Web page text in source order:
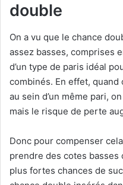
double
On a vu que le chance
assez basses, comprises
d’un type de paris idéal
combinés. En effet,
au sein d’un même pari,
mais le risque de perte
Donc pour compenser
prendre des cotes
plus fortes chances de